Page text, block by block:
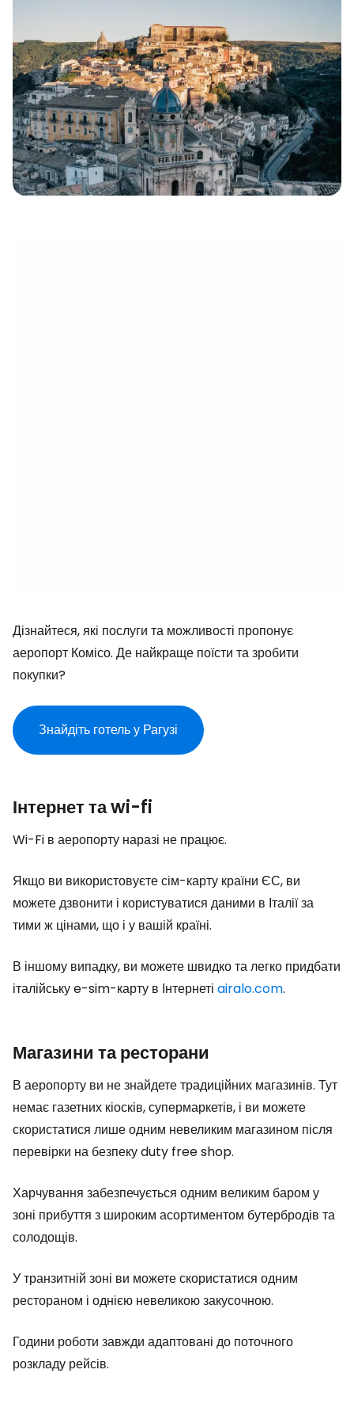
Дізнайтеся, які послуги та можливості пропонує
аеропорт Комісо. Де найкраще поїсти та зробити
покупки?
Знайдіть готель у Рагузі
Інтернет та wi-fi
Wi-Fi в аеропорту наразі не працює.
Якщо ви використовуєте сім-карту країни ЄС, ви
можете дзвонити і користуватися даними в Італії за
тими ж цінами, що і у вашій країні.
В іншому випадку, ви можете швидко та легко придбати
італійську e-sim-карту в Інтернеті airalo.com.
Магазини та ресторани
В аеропорту ви не знайдете традиційних магазинів. Тут
немає газетних кіосків, супермаркетів, і ви можете
скористатися лише одним невеликим магазином після
перевірки на безпекуduty free shop.
Харчування забезпечується одним великим баром у
зоні прибуття з широким асортиментом бутербродів та
солодощів.
У транзитній зоні ви можете скористатися одним
рестораном і однією невеликою закусочною.
Години роботи завжди адаптовані до поточного
розкладу рейсів.